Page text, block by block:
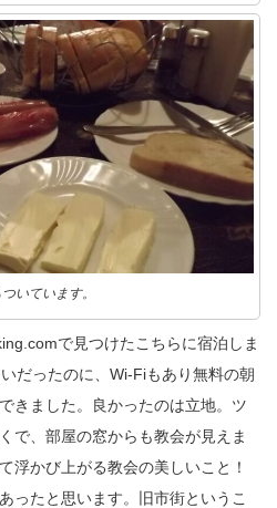
いています。
で見つけたこちらに宿泊しま
だったのに、Wi-Fiもあり無料の朝
きました。良かったのは立地。ツ
で、部屋の窓からも教会が見えま
浮かび上がる教会の美しいこと！
ったと思います。旧市街というこ